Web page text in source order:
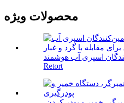
محصولات ویژه
اسپری آب هوشمند
Retort